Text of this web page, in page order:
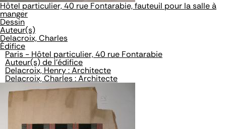
Hôtel particulier, 40 rue Fontarabie, fauteuil pour la salle à
manger
Dessin
Auteur(s)
Delacroix, Charles
Édifice
Paris - Hôtel particulier, 40 rue Fontarabie
Auteur(s) de l'édifice
Delacroix, Henry : Architecte
Delacroix, Charles : Architecte